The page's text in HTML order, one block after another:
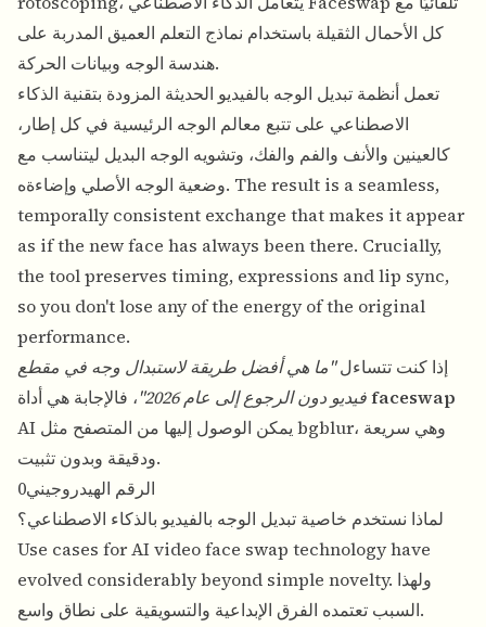
كل الأحمال الثقيلة باستخدام نماذج التعلم العميق المدربة على
هندسة الوجه وبيانات الحركة.
تعمل أنظمة تبديل الوجه بالفيديو الحديثة المزودة بتقنية الذكاء
الاصطناعي على تتبع معالم الوجه الرئيسية في كل إطار،
كالعينين والأنف والفم والفك، وتشويه الوجه البديل ليتناسب مع
وضعية الوجه الأصلي وإضاءةه. The result is a seamless,
temporally consistent exchange that makes it appear
as if the new face has always been there. Crucially,
the tool preserves timing, expressions and lip sync,
so you don't lose any of the energy of the original
performance.
إذا كنت تتساءل"ما هي أفضل طريقة لاستبدال وجه في مقطع
فيديو دون الرجوع إلى عام 2026"faceswap
AI يمكن الوصول إليها من المتصفح مثل bgblur، وهي سريعة
ودقيقة وبدون تثبيت.
الرقم الهيدروجيني0
لماذا نستخدم خاصية تبديل الوجه بالفيديو بالذكاء الاصطناعي؟
Use cases for AI video face swap technology have
evolved considerably beyond simple novelty. ولهذا
السبب تعتمده الفرق الإبداعية والتسويقية على نطاق واسع.